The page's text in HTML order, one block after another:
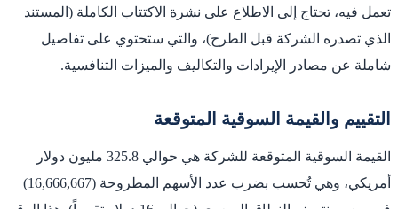
تعمل فيه، تحتاج إلى الاطلاع على نشرة الاكتتاب الكاملة (المستند
الذي تصدره الشركة قبل الطرح)، والتي ستحتوي على تفاصيل
شاملة عن مصادر الإيرادات والتكاليف والميزات التنافسية.
التقييم والقيمة السوقية المتوقعة
القيمة السوقية المتوقعة للشركة هي حوالي 325.8 مليون دولار
أمريكي، وهي تُحسب بضرب عدد الأسهم المطروحة (16,666,667)